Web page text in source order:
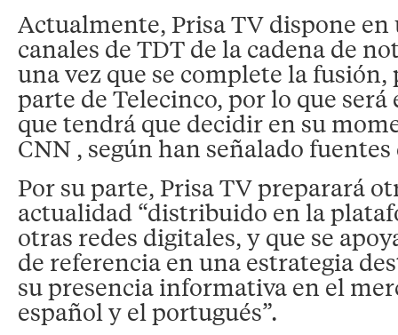
Actualmente, Prisa TV dispone en
canales de TDT de la cadena de
una vez que se complete la fusión,
parte de Telecinco, por lo que será
que tendrá que decidir en su
CNN , según han señalado fuentes
Por su parte, Prisa TV preparará
actualidad “distribuido en la
otras redes digitales, y que se
de referencia en una estrategia
su presencia informativa en el
español y el portugués”.